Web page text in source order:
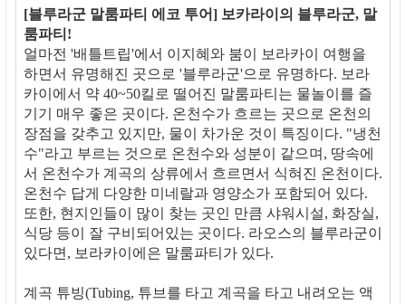
[블루라군 말룸파티 에코 투어] 보카라이의 블루라군, 말
룸파티!
얼마전 '배틀트립'에서 이지혜와 붐이 보라카이 여행을
하면서 유명해진 곳으로 '블루라군'으로 유명하다. 보라
카이에서 약 40~50킬로 떨어진 말룸파티는 물놀이를 즐
기기 매우 좋은 곳이다. 온천수가 흐르는 곳으로 온천의
장점을 갖추고 있지만, 물이 차가운 것이 특징이다. "냉천
수"라고 부르는 것으로 온천수와 성분이 같으며, 땅속에
서 온천수가 계곡의 상류에서 흐르면서 식혀진 온천이다.
온천수 답게 다양한 미네랄과 영양소가 포함되어 있다.
또한, 현지인들이 많이 찾는 곳인 만큼 샤워시설, 화장실,
식당 등이 잘 구비되어있는 곳이다. 라오스의 블루라군이
있다면, 보라카이에은 말룸파티가 있다.
계곡 튜빙(Tubing, 튜브를 타고 계곡을 타고 내려오는 액